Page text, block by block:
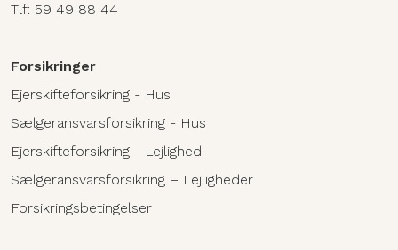
Tlf: 59 49 88 44
Forsikringer
Ejerskifteforsikring - Hus
Sælgeransvarsforsikring - Hus
Ejerskifteforsikring - Lejlighed
Sælgeransvarsforsikring – Lejligheder
Forsikringsbetingelser